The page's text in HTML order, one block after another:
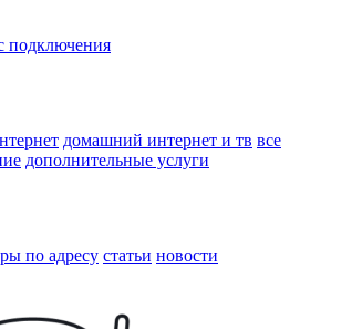
подключения
домашний интернет и тв все
дополнительные услуги
по адресу статьи новости